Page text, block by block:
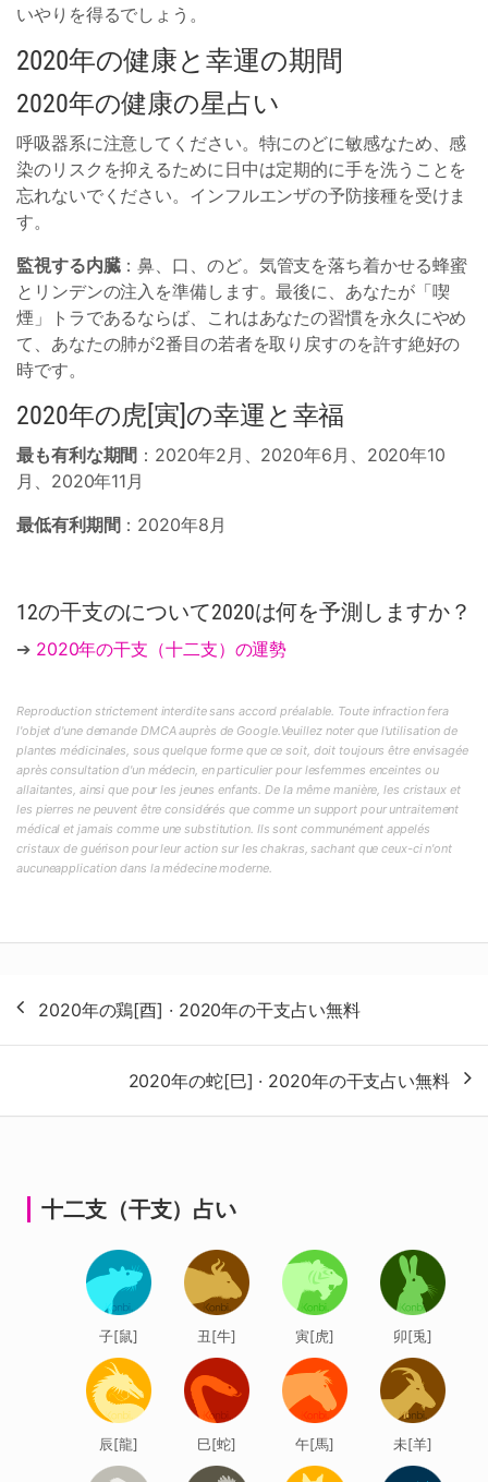
いやりを得るでしょう。
2020年の健康と幸運の期間
2020年の健康の星占い
呼吸器系に注意してください。特にのどに敏感なため、感
染のリスクを抑えるために日中は定期的に手を洗うことを
忘れないでください。インフルエンザの予防接種を受けま
す。
監視する内臓：鼻、口、のど。気管支を落ち着かせる蜂蜜
とリンデンの注入を準備します。最後に、あなたが「喫
煙」トラであるならば、これはあなたの習慣を永久にやめ
て、あなたの肺が2番目の若者を取り戻すのを許す絶好の
時です。
2020年の虎[寅]の幸運と幸福
最も有利な期間 ：2020年2月、2020年6月、2020年10
月、2020年11月
最低有利期間 ：2020年8月
12の干支のについて2020は何を予測しますか？
➔ 2020年の干支（十二支）の運勢
Reproduction strictement interdite sans accord préalable. Toute infraction fera
l'objet d'une demande DMCA auprès de Google.Veuillez noter que l'utilisation de
plantes médicinales, sous quelque forme que ce soit, doit toujours être envisagée
après consultation d'un médecin, en particulier pour lesfemmes enceintes ou
allaitantes, ainsi que pour les jeunes enfants. De la même manière, les cristaux et
les pierres ne peuvent être considérés que comme un support pour untraitement
médical et jamais comme une substitution. Ils sont communément appelés
cristaux de guérison pour leur action sur les chakras, sachant que ceux-ci n'ont
aucuneapplication dans la médecine moderne.
稿
ナ
ゲ
2020年の鶏[酉] · 2020年の干支占い無料
2020年の蛇[巳] · 2020年の干支占い無料
十二支（干支）占い
子[鼠] 丑[牛] 寅[虎] 卯[兎]
辰[龍] 巳[蛇] 午[馬] 未[羊]